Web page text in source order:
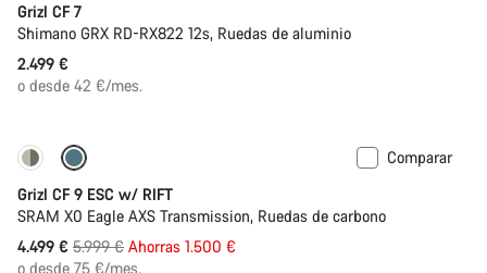
Grizl CF 7
Shimano GRX RD-RX822 12s, Ruedas de aluminio
2.499 €
o desde 42 €/mes.
-25%
Comparar
Grizl CF 9 ESC w/ RIFT
SRAM X0 Eagle AXS Transmission, Ruedas de carbono
4.499 € Precio
original
5.999 € Ahorras 1.500 €
o desde 75 €/mes.